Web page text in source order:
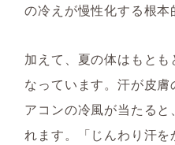
の冷えが慢性化する根本
加えて、夏の体はもと
なっています。汗が皮
アコンの冷風が当たる
れます。「じんわり汗